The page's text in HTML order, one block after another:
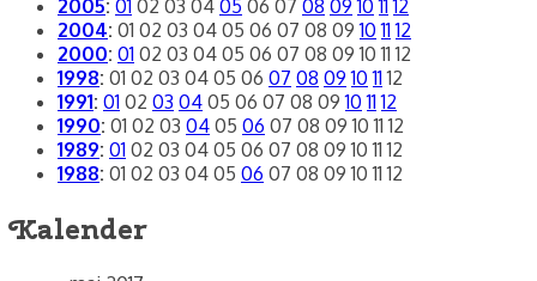
2005: 01 02 03 04 05 06 07 08 09 10 11 12
2004: 01 02 03 04 05 06 07 08 09 10 11 12
2000: 01 02 03 04 05 06 07 08 09 10 11 12
1998: 01 02 03 04 05 06 07 08 09 10 11 12
1991: 01 02 03 04 05 06 07 08 09 10 11 12
1990: 01 02 03 04 05 06 07 08 09 10 11 12
1989: 01 02 03 04 05 06 07 08 09 10 11 12
1988: 01 02 03 04 05 06 07 08 09 10 11 12
Kalender